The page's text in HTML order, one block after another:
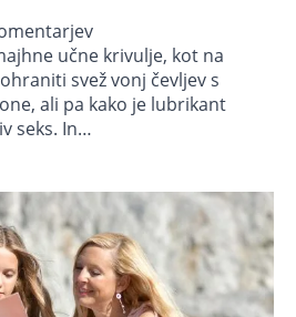
učne krivulje, kot na
svež vonj čevljev s
ali pa kako je lubrikant
seks. In…